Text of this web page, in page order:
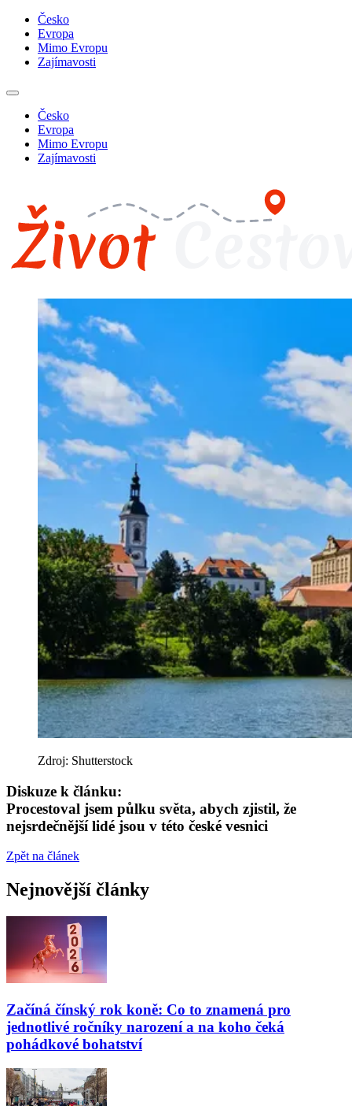
Česko
Evropa
Mimo Evropu
Zajímavosti
Česko
Evropa
Mimo Evropu
Zajímavosti
Zdroj: Shutterstock
Diskuze k článku:
Procestoval jsem půlku světa, abych zjistil, že
nejsrdečnější lidé jsou v této české vesnici
Zpět na článek
Nejnovější články
Začíná čínský rok koně: Co to znamená pro
jednotlivé ročníky narození a na koho čeká
pohádkové bohatství